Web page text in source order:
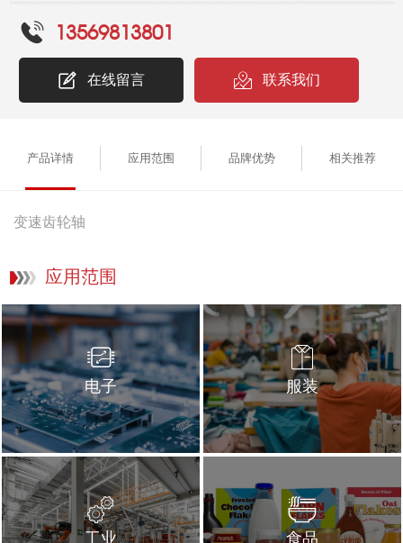
13569813801
在线留言 联系我们
产品详情 应用范围 品牌优势 相关推荐
变速齿轮轴
应用范围
电子 服装
工业 食品